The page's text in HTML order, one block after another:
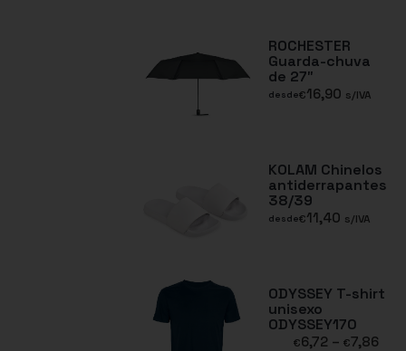
ROCHESTER
Guarda-chuva
de 27″
desde€16,90 s/IVA
KOLAM Chinelos
antiderrapantes
38/39
desde€11,40 s/IVA
ODYSSEY T-shirt
unisexo
ODYSSEY170
€6,72 – €7,86